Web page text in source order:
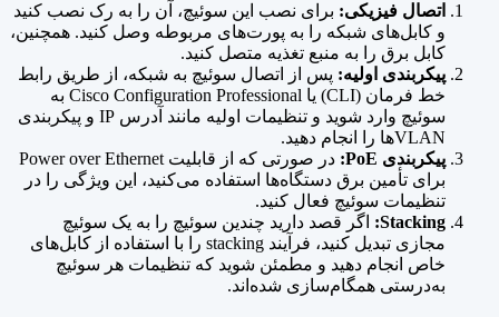
اتصال فیزیکی: برای نصب این سوئیچ، آن را به رک نصب کنید
و کابل‌های شبکه را به پورت‌های مربوطه وصل کنید. همچنین،
کابل برق را به منبع تغذیه متصل کنید.
پیکربندی اولیه: پس از اتصال سوئیچ به شبکه، از طریق رابط
خط فرمان (CLI) یا Cisco Configuration Professional به
سوئیچ وارد شوید و تنظیمات اولیه مانند آدرس IP و پیکربندی
VLAN‌ها را انجام دهید.
پیکربندی PoE:
در صورتی که از قابلیت Power over Ethernet
برای تأمین برق دستگاه‌ها استفاده می‌کنید، این ویژگی را در
تنظیمات سوئیچ فعال کنید.
Stacking:
اگر قصد دارید چندین سوئیچ را به یک سوئیچ
مجازی تبدیل کنید، فرآیند stacking را با استفاده از کابل‌های
خاص انجام دهید و مطمئن شوید که تنظیمات هر سوئیچ
به‌درستی همگام‌سازی شده‌اند.